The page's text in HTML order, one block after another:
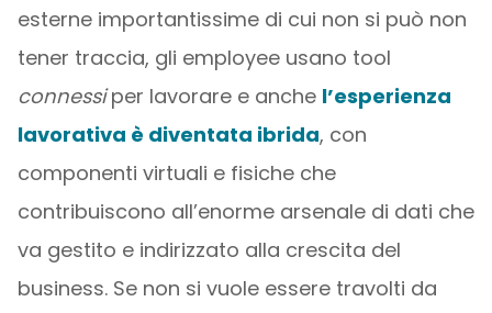
esterne importantissime di cui non si può non
tener traccia, gli employee usano tool
connessiper lavorare e anche l’esperienza
lavorativa è diventata ibrida, con
componenti virtuali e fisiche che
contribuiscono all’enorme arsenale di dati che
va gestito e indirizzato alla crescita del
business. Se non si vuole essere travolti da